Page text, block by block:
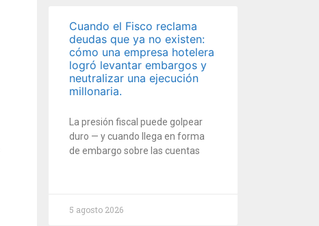
Cuando el Fisco reclama
deudas que ya no existen:
cómo una empresa hotelera
logró levantar embargos y
neutralizar una ejecución
millonaria.
La presión fiscal puede golpear
duro — y cuando llega en forma
de embargo sobre las cuentas
5 agosto 2026